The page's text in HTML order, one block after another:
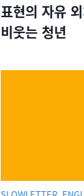
표현의 자유
비웃는 청년